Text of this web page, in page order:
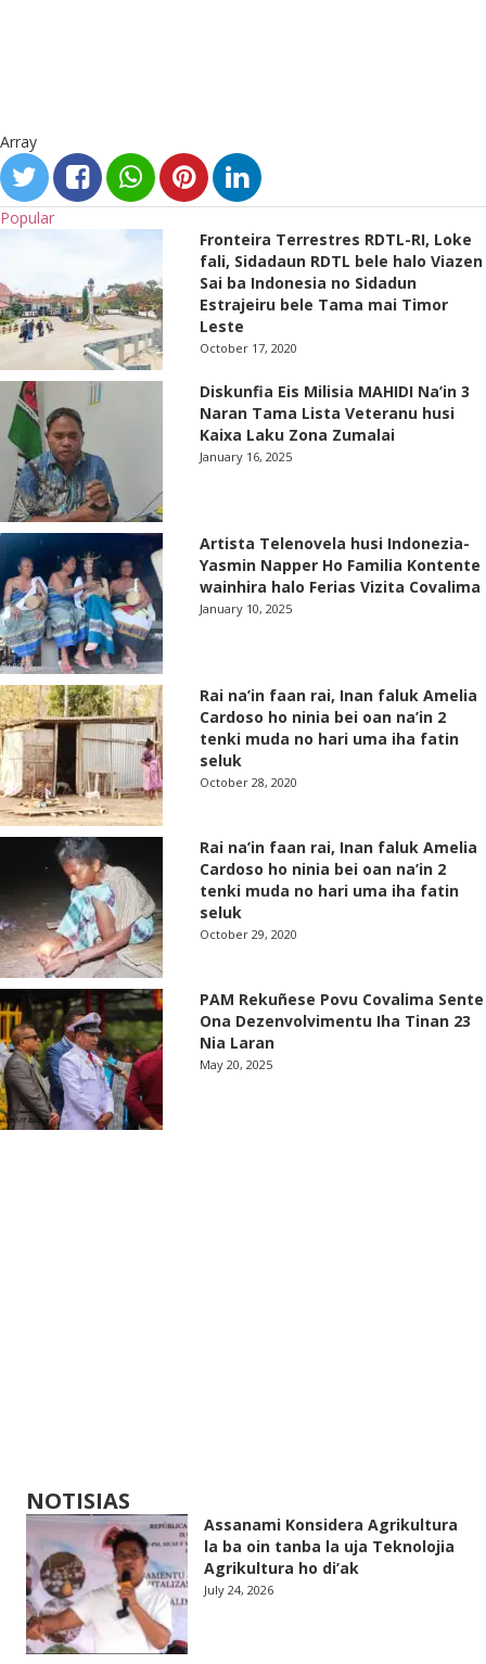
Array
Popular
Fronteira Terrestres RDTL-RI, Loke
fali, Sidadaun RDTL bele halo Viazen
Sai ba Indonesia no Sidadun
Estrajeiru bele Tama mai Timor
Leste
October 17, 2020
Diskunfia Eis Milisia MAHIDI Na’in 3
Naran Tama Lista Veteranu husi
Kaixa Laku Zona Zumalai
January 16, 2025
Artista Telenovela husi Indonezia-
Yasmin Napper Ho Familia Kontente
wainhira halo Ferias Vizita Covalima
January 10, 2025
Rai na’in faan rai, Inan faluk Amelia
Cardoso ho ninia bei oan na’in 2
tenki muda no hari uma iha fatin
seluk
October 28, 2020
Rai na’in faan rai, Inan faluk Amelia
Cardoso ho ninia bei oan na’in 2
tenki muda no hari uma iha fatin
seluk
October 29, 2020
PAM Rekuñese Povu Covalima Sente
Ona Dezenvolvimentu Iha Tinan 23
Nia Laran
May 20, 2025
NOTISIAS
Assanami Konsidera Agrikultura
la ba oin tanba la uja Teknolojia
Agrikultura ho di’ak
July 24, 2026